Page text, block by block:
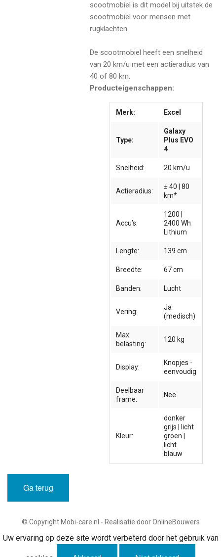
scootmobiel is dit model bij uitstek de
scootmobiel voor mensen met
rugklachten.
De scootmobiel heeft een snelheid
van 20 km/u met een actieradius van
40 of 80 km.
Producteigenschappen:
Merk: Excel
Type:
Galaxy
Plus EVO
4
Snelheid: 20 km/u
Actieradius:
± 40 | 80
km*
Accu’s:
1200 |
2400 Wh
Lithium
Lengte: 139 cm
Breedte: 67 cm
Banden: Lucht
Vering:
Ja
(medisch)
Max.
belasting:
120 kg
Display:
Knopjes -
eenvoudig
Deelbaar
frame:
Nee
Kleur:
donker
grijs | licht
groen |
licht
blauw
Ga terug
© Copyright Mobi-care.nl - Realisatie door OnlineBouwers
Uw ervaring op deze site wordt verbeterd door het gebruik van